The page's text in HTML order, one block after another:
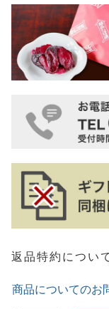
返品特約につい
商品についてのお